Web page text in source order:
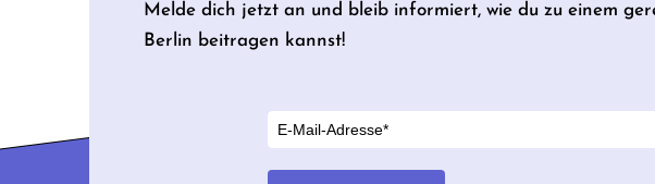
Melde dich jetzt an und bleib informiert, wie du zu einem
Berlin beitragen kannst!